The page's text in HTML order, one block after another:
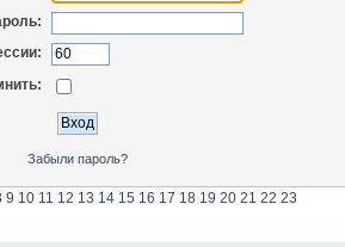
Забыли пароль?
9 10 11 12 13 14 15 16 17 18 19 20 21 22 23